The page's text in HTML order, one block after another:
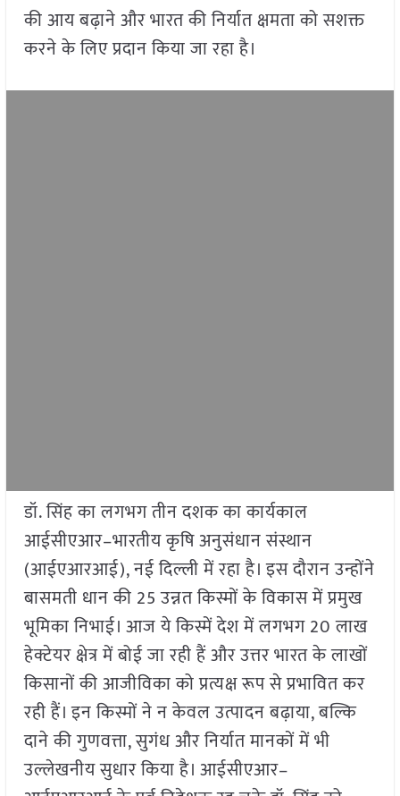
की आय बढ़ाने और भारत की निर्यात क्षमता को सशक्त
करने के लिए प्रदान किया जा रहा है।
डॉ. सिंह का लगभग तीन दशक का कार्यकाल
आईसीएआर–भारतीय कृषि अनुसंधान संस्थान
(आईएआरआई), नई दिल्ली में रहा है। इस दौरान उन्होंने
बासमती धान की 25 उन्नत किस्मों के विकास में प्रमुख
भूमिका निभाई। आज ये किस्में देश में लगभग 20 लाख
हेक्टेयर क्षेत्र में बोई जा रही हैं और उत्तर भारत के लाखों
किसानों की आजीविका को प्रत्यक्ष रूप से प्रभावित कर
रही हैं। इन किस्मों ने न केवल उत्पादन बढ़ाया, बल्कि
दाने की गुणवत्ता, सुगंध और निर्यात मानकों में भी
उल्लेखनीय सुधार किया है। आईसीएआर–